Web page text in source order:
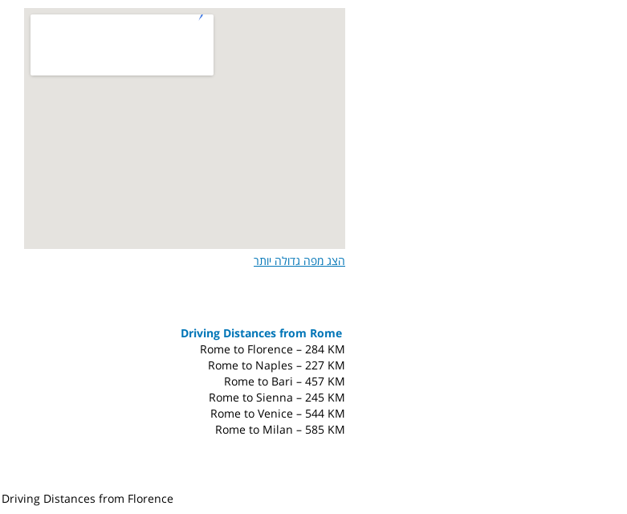
הצג מפה גדולה יותר
Driving Distances from Rome
Rome to Florence – 284 KM
Rome to Naples – 227 KM
Rome to Bari – 457 KM
Rome to Sienna – 245 KM
Rome to Venice – 544 KM
Rome to Milan – 585 KM
Driving Distances from Florence